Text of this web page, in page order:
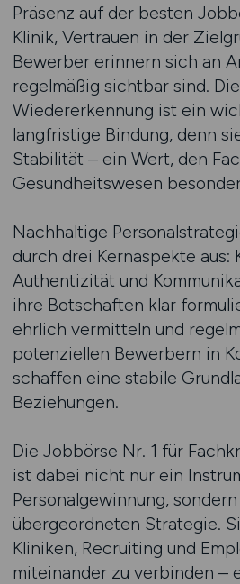
Präsenz auf der besten
Klinik, Vertrauen in der
Bewerber erinnern sich an
regelmäßig sichtbar sind.
Wiedererkennung ist ein
langfristige Bindung, denn
Stabilität – ein Wert, den
Gesundheitswesen
Nachhaltige
durch drei Kernaspekte aus:
Authentizität und
ihre Botschaften klar
ehrlich vermitteln und
potenziellen Bewerbern in
schaffen eine stabile
Beziehungen.
Die Jobbörse Nr. 1 für
ist dabei nicht nur ein
Personalgewinnung,
übergeordneten Strategie.
Kliniken, Recruiting und
miteinander zu verbinden –